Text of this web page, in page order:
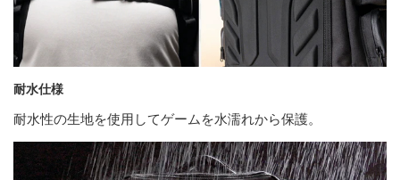
耐水仕様
耐水性の生地を使用してゲームを水濡れから保護。